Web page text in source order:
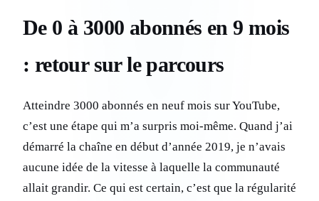
De 0 à 3000 abonnés en 9 mois
: retour sur le parcours
Atteindre 3000 abonnés en neuf mois sur YouTube,
c’est une étape qui m’a surpris moi-même. Quand j’ai
démarré la chaîne en début d’année 2019, je n’avais
aucune idée de la vitesse à laquelle la communauté
allait grandir. Ce qui est certain, c’est que la régularité